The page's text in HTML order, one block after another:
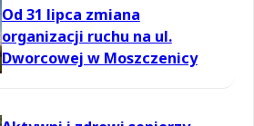
Od 31 lipca zmiana
organizacji ruchu na ul.
Dworcowej w Moszczenicy